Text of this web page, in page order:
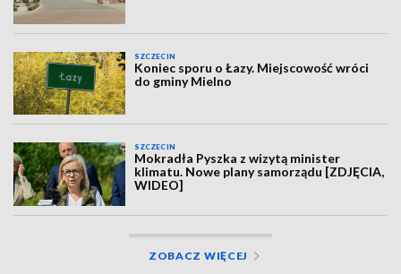
SZCZECIN
Koniec sporu o Łazy. Miejscowość wróci
do gminy Mielno
SZCZECIN
Mokradła Pyszka z wizytą minister
klimatu. Nowe plany samorządu [ZDJĘCIA,
WIDEO]
ZOBACZ WIĘCEJ